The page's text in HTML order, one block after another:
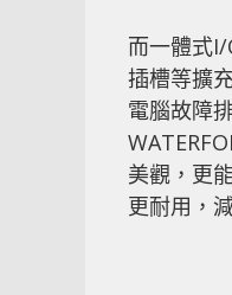
而一體式
插槽等擴
電腦故障
美觀，更
更耐用，